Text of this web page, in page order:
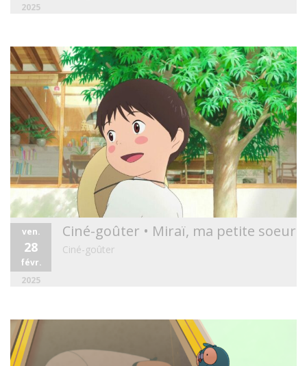
2025
ven.
28
févr.
2025
Ciné-goûter • Miraï, ma petite soeur
Ciné-goûter